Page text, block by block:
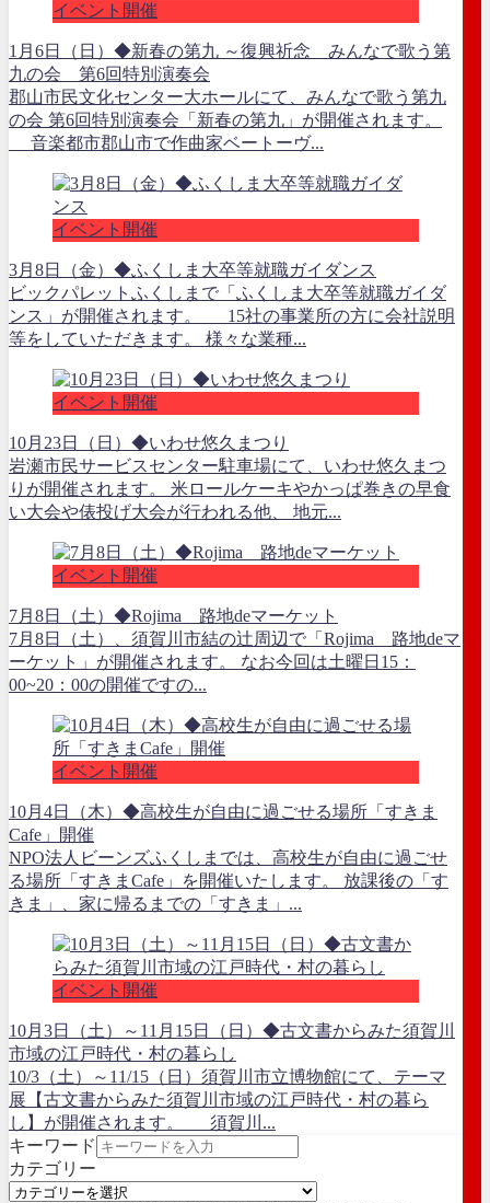
イベント開催
1月6日（日）◆新春の第九 ～復興祈念 みんなで歌う第
九の会 第6回特別演奏会
郡山市民文化センター大ホールにて、みんなで歌う第九
の会 第6回特別演奏会「新春の第九」が開催されます。
音楽都市郡山市で作曲家ベートーヴ...
イベント開催
3月8日（金）◆ふくしま大卒等就職ガイダンス
ビックパレットふくしまで「ふくしま大卒等就職ガイダ
ンス」が開催されます。 15社の事業所の方に会社説明
等をしていただきます。 様々な業種...
イベント開催
10月23日（日）◆いわせ悠久まつり
岩瀬市民サービスセンター駐車場にて、いわせ悠久まつ
りが開催されます。 米ロールケーキやかっぱ巻きの早食
い大会や俵投げ大会が行われる他、 地元...
イベント開催
7月8日（土）◆Rojima 路地deマーケット
7月8日（土）、須賀川市結の辻周辺で「Rojima 路地deマ
ーケット」が開催されます。 なお今回は土曜日15：
00~20：00の開催ですの...
イベント開催
10月4日（木）◆高校生が自由に過ごせる場所「すきま
Cafe」開催
NPO法人ビーンズふくしまでは、高校生が自由に過ごせ
る場所「すきまCafe」を開催いたします。 放課後の「す
きま」、家に帰るまでの「すきま」...
イベント開催
10月3日（土）～11月15日（日）◆古文書からみた須賀川
市域の江戸時代・村の暮らし
10/3（土）～11/15（日）須賀川市立博物館にて、テーマ
展【古文書からみた須賀川市域の江戸時代・村の暮ら
し】が開催されます。 須賀川...
キーワード
カテゴリー